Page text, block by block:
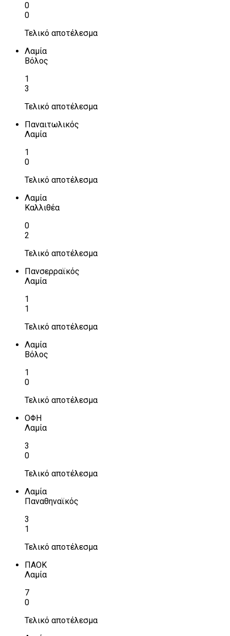
0
0
Τελικό αποτέλεσμα
Λαμία
Βόλος
1
3
Τελικό αποτέλεσμα
Παναιτωλικός
Λαμία
1
0
Τελικό αποτέλεσμα
Λαμία
Καλλιθέα
0
2
Τελικό αποτέλεσμα
Πανσερραϊκός
Λαμία
1
1
Τελικό αποτέλεσμα
Λαμία
Βόλος
1
0
Τελικό αποτέλεσμα
ΟΦΗ
Λαμία
3
0
Τελικό αποτέλεσμα
Λαμία
Παναθηναϊκός
3
1
Τελικό αποτέλεσμα
ΠΑΟΚ
Λαμία
7
0
Τελικό αποτέλεσμα